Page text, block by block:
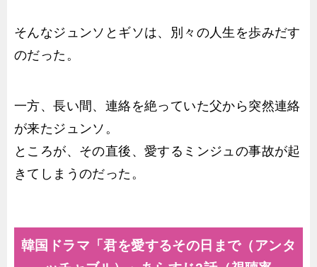
そんなジュンソとギソは、別々の人生を歩みだす
のだった。
一方、長い間、連絡を絶っていた父から突然連絡
が来たジュンソ。
ところが、その直後、愛するミンジュの事故が起
きてしまうのだった。
韓国ドラマ「君を愛するその日まで（アンタ